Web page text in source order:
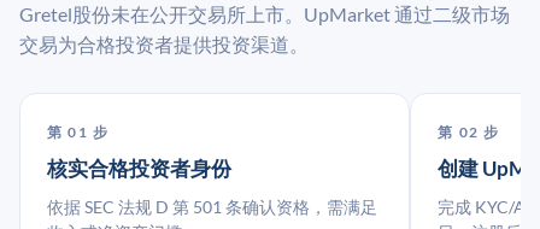
Gretel股份未在公开交易所上市。UpMarket 通过二级市场
交易为合格投资者提供投资渠道。
第 01 步
核实合格投资者身份
依据 SEC 法规 D 第 501 条确认资格，需满足
第 02 步
创建
完成 KYC/